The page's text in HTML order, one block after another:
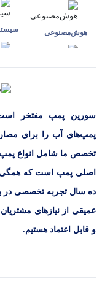
هوش‌مصنوعی
سورین پمپ مفتخر است
پمپ‌های آب را برای
تخصص ما شامل انواع
اصلی پمپ است که همگی
ده سال تجربه تخصصی در
عمیقی از نیازهای
و قابل اعتماد هستیم.